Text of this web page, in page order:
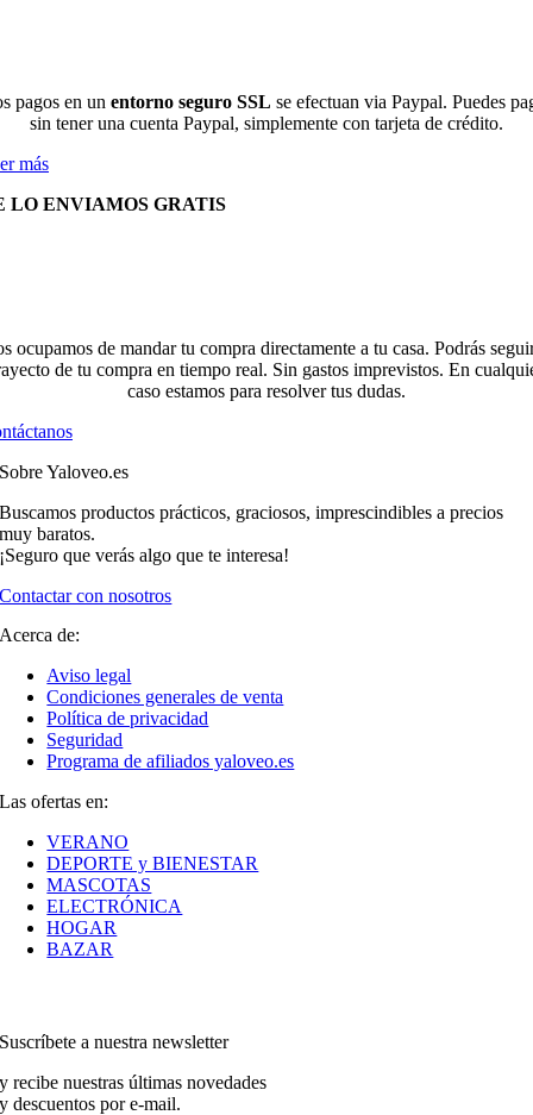
pagos en un entorno seguro SSL se efectuan via Paypal. Puedes
sin tener una cuenta Paypal, simplemente con tarjeta de crédito.
más
LO ENVIAMOS GRATIS
ocupamos de mandar tu compra directamente a tu casa. Podrás
de tu compra en tiempo real. Sin gastos imprevistos. En
caso estamos para resolver tus dudas.
Sobre Yaloveo.es
Buscamos productos prácticos, graciosos, imprescindibles a precios
muy baratos.
¡Seguro que verás algo que te interesa!
Contactar con nosotros
Acerca de:
Aviso legal
Condiciones generales de venta
Política de privacidad
Seguridad
Programa de afiliados yaloveo.es
Las ofertas en:
VERANO
DEPORTE y BIENESTAR
MASCOTAS
ELECTRÓNICA
HOGAR
BAZAR
Suscríbete a nuestra newsletter
y recibe nuestras últimas novedades
y descuentos por e-mail.